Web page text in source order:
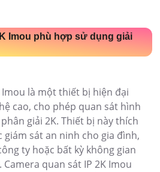
Imou phù hợp sử dụng giải
Imou là một thiết bị hiện đại
cao, cho phép quan sát hình
giải 2K. Thiết bị này thích
sát an ninh cho gia đình,
ty hoặc bất kỳ không gian
quan sát IP 2K Imou